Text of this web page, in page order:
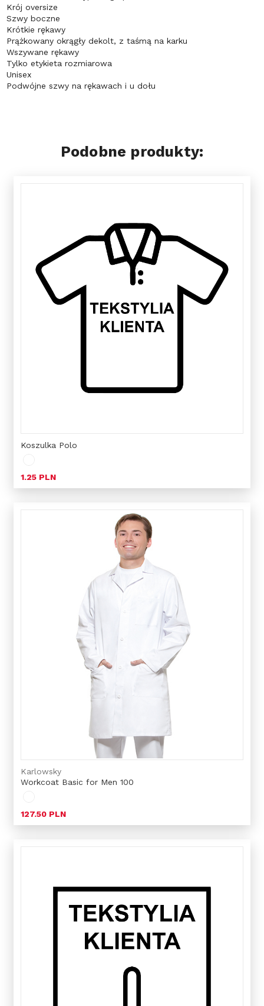
Krój oversize
Szwy boczne
Krótkie rękawy
Prążkowany okrągły dekolt, z taśmą na karku
Wszywane rękawy
Tylko etykieta rozmiarowa
Unisex
Podwójne szwy na rękawach i u dołu
Podobne produkty:
Koszulka Polo
1.25 PLN
Karlowsky
Workcoat Basic for Men 100
127.50 PLN